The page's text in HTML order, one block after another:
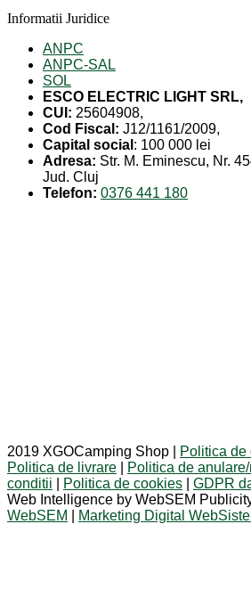
Informatii Juridice
ANPC
ANPC-SAL
SOL
ESCO ELECTRIC LIGHT SRL,
CUI: 25604908,
Cod Fiscal: J12/1161/2009,
Capital social : 100 000 lei
Adresa: Str. M. Eminescu, Nr.
Jud. Cluj
Telefon: 0376 441 180
2019 XGOCamping Shop | Politica de
Politica de livrare
Politica de
conditii
Politica de cookies GDPR
Web Intelligence by WebSEM
WebSEM
Marketing Digital